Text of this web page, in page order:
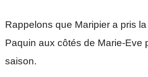
Rappelons que Maripier a pris
Paquin aux côtés de Marie-Eve
saison.